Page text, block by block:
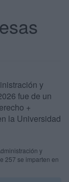
y
fue de un
+
la Universidad
y
257 se imparten en